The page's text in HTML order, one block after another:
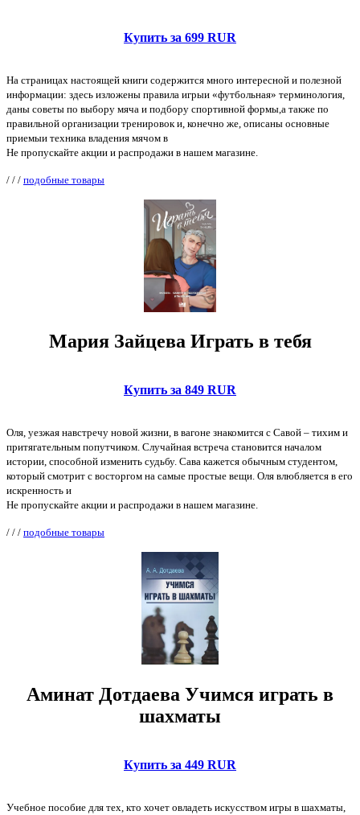
Купить за 699 RUR
На страницах настоящей книги содержится много интересной и полезной
информации: здесь изложены правила игрыи «футбольная» терминология,
даны советы по выбору мяча и подбору спортивной формы,а также по
правильной организации тренировок и, конечно же, описаны основные
приемыи техника владения мячом в
Не пропускайте акции и распродажи в нашем магазине.
/ / / подобные товары
Мария Зайцева Играть в тебя
Купить за 849 RUR
Оля, уезжая навстречу новой жизни, в вагоне знакомится с Савой – тихим и
притягательным попутчиком. Случайная встреча становится началом
истории, способной изменить судьбу. Сава кажется обычным студентом,
который смотрит с восторгом на самые простые вещи. Оля влюбляется в его
искренность и
Не пропускайте акции и распродажи в нашем магазине.
/ / / подобные товары
Аминат Дотдаева Учимся играть в
шахматы
Купить за 449 RUR
Учебное пособие для тех, кто хочет овладеть искусством игры в шахматы,